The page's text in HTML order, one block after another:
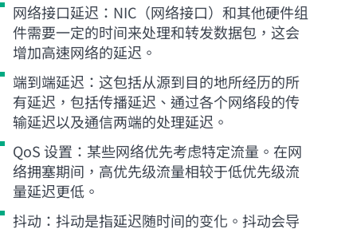
网络接口延迟：NIC（网络接口）和其他硬件组
件需要一定的时间来处理和转发数据包，这会
增加高速网络的延迟。
端到端延迟：这包括从源到目的地所经历的所
有延迟，包括传播延迟、通过各个网络段的传
输延迟以及通信两端的处理延迟。
QoS 设置：某些网络优先考虑特定流量。在网
络拥塞期间，高优先级流量相较于低优先级流
量延迟更低。
抖动：抖动是指延迟随时间的变化。抖动会导